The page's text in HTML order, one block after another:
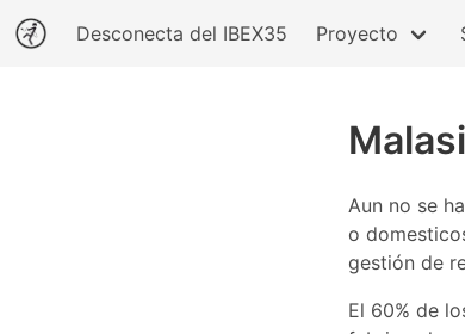
Desconecta del IBEX35 Proyecto
Aun no se
o
gestión de
El 60% de